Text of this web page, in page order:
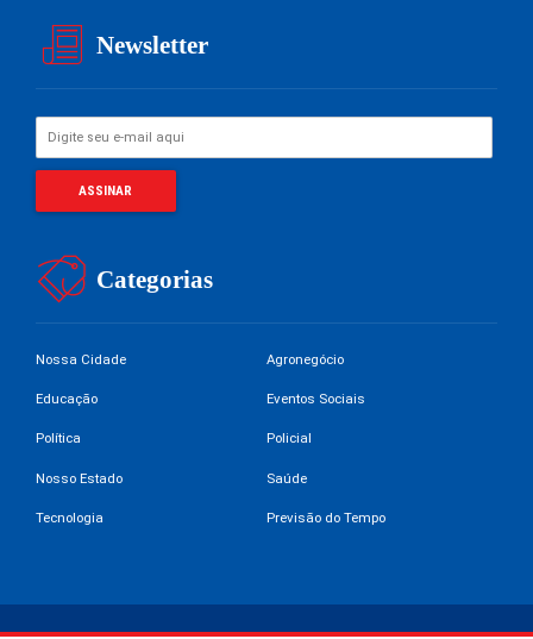
Newsletter
Categorias
Nossa Cidade Agronegócio
Educação Eventos Sociais
Política Policial
Nosso Estado Saúde
Tecnologia Previsão do Tempo